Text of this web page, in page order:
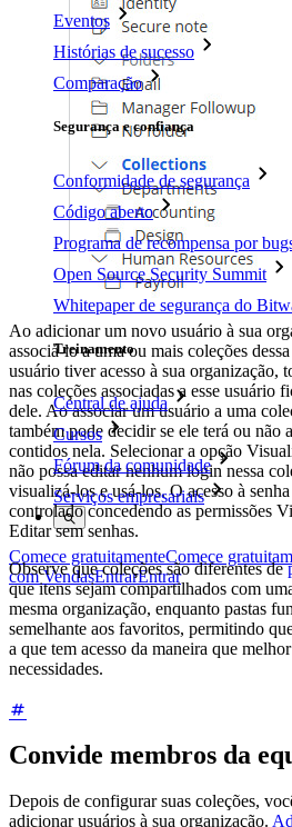
Eventos
Histórias de sucesso
Comparação
Segurança e confiança
Conformidade de segurança
Código aberto
Programa de recompensa por
Open Source Security Summit
Whitepaper de segurança do
Treinamento
Central de ajuda
Cursos
Fórum da comunidade
Serviços empresariais
Comece gratuitamenteComece
com VendasEntrarEntrar
Ao adicionar um novo usuário à sua
associá-lo a uma ou mais coleções
usuário tiver acesso à sua organização,
nas coleções associadas a esse usuário
dele. Ao associar um usuário a uma
também pode decidir se ele terá ou não
contidos nela. Selecionar a opção
não possa editar nenhum login nessa
visualizá-los e usá-los. O acesso à
controlado concedendo as permissões
Editar sem senhas.
Observe que coleções são diferentes de
que itens sejam compartilhados com
mesma organização, enquanto pastas
semelhante aos favoritos, permitindo
a que tem acesso da maneira que
necessidades.
Convide membros da
Depois de configurar suas coleções,
adicionar usuários à sua organização.